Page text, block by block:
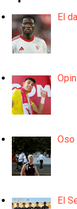
El
Oso
El